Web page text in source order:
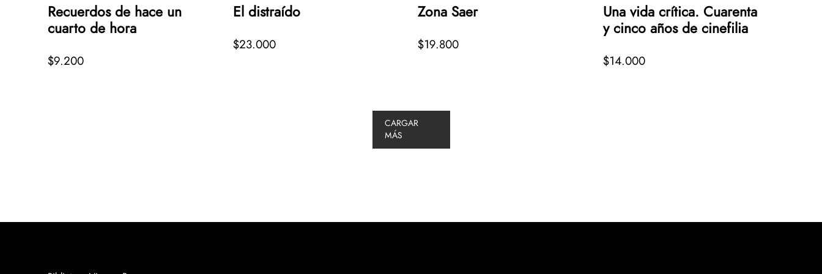
Recuerdos de hace un
cuarto de hora
$9.200
El distraído
$23.000
Zona Saer
$19.800
Una vida crítica. Cuarenta
y cinco años de cinefilia
$14.000
CARGAR
MÁS